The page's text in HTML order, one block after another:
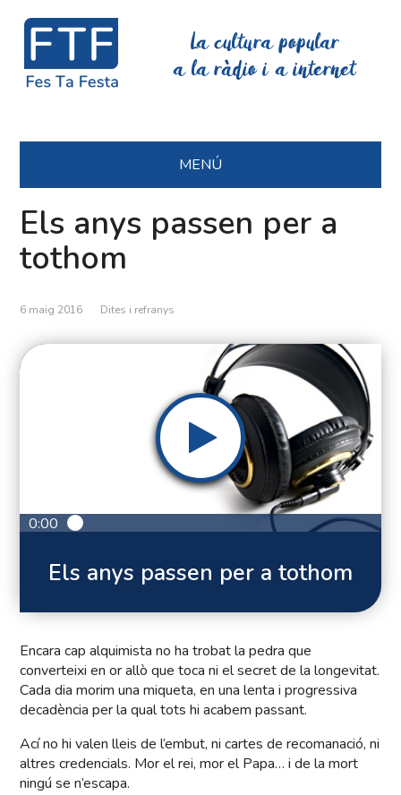
La cultura popular
a la ràdio i a internet
MENÚ
Els anys passen per a
tothom
6 maig 2016 Dites i refranys
0:00
Els anys passen per a tothom
Encara cap alquimista no ha trobat la pedra que
converteixi en or allò que toca ni el secret de la longevitat.
Cada dia morim una miqueta, en una lenta i progressiva
decadència per la qual tots hi acabem passant.
Ací no hi valen lleis de l’embut, ni cartes de recomanació, ni
altres credencials. Mor el rei, mor el Papa… i de la mort
ningú se n’escapa.